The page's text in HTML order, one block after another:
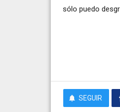
sólo puedo
SEGUIR